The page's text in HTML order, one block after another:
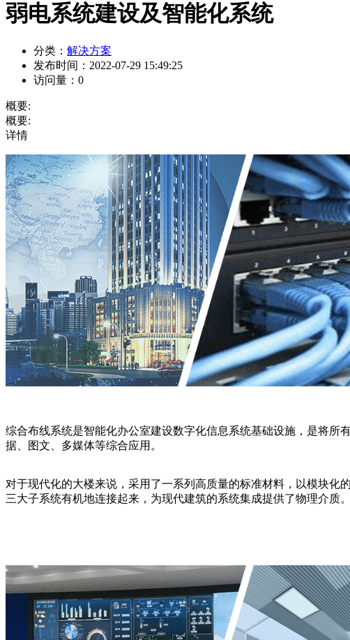
弱电系统建设及智能化系统
分类： 解决方案
发布时间： 2022-07-29 15:49:25
访问量： 0
概要:
概要:
详情
综合布线系统是智能化办公室建设数字化信息系统基础设施，是将
据、图文、多媒体等综合应用。
对于现代化的大楼来说，采用了一系列高质量的标准材料，以模块
三大子系统有机地连接起来，为现代建筑的系统集成提供了物理介质